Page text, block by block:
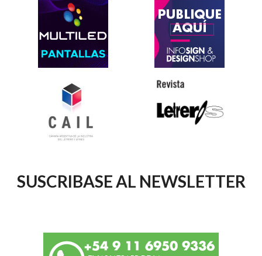
SUSCRIBASE AL NEWSLETTER